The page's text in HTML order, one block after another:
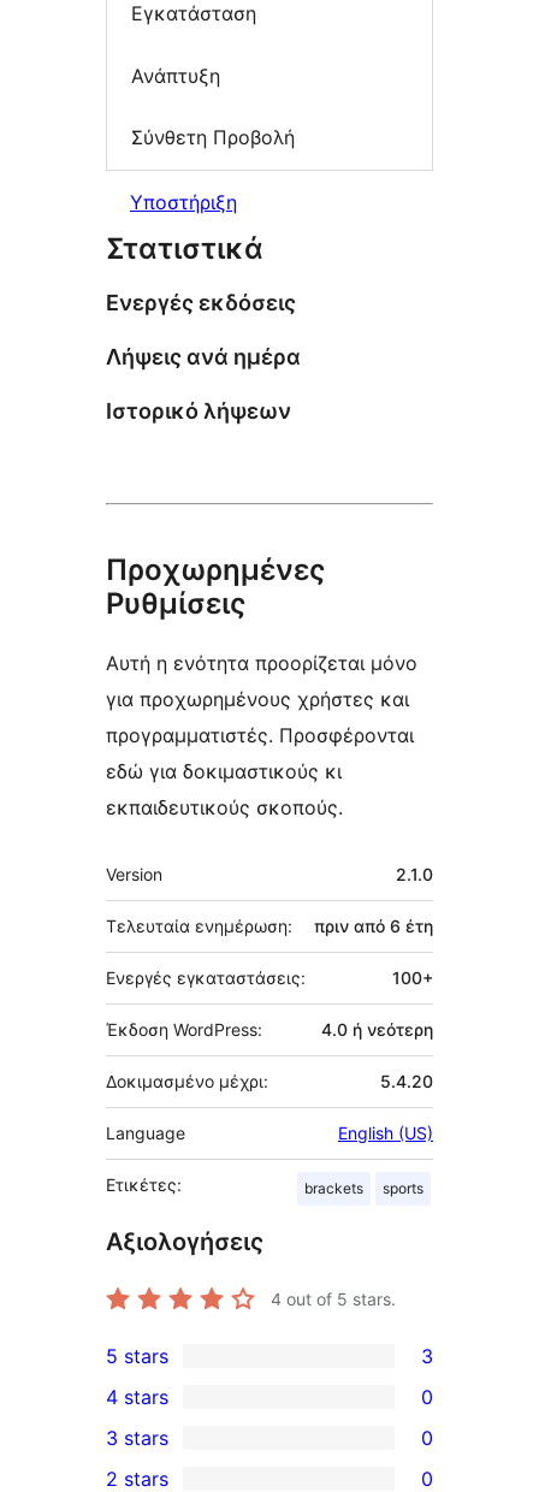
Εγκατάσταση
Ανάπτυξη
Σύνθετη Προβολή
Υποστήριξη
Στατιστικά
Ενεργές εκδόσεις
Λήψεις ανά ημέρα
Ιστορικό λήψεων
Προχωρημένες
Ρυθμίσεις
Αυτή η ενότητα προορίζεται μόνο
για προχωρημένους χρήστες και
προγραμματιστές. Προσφέρονται
εδώ για δοκιμαστικούς κι
εκπαιδευτικούς σκοπούς.
Μεταστοιχεία
Version 2.1.0
Τελευταία ενημέρωση: πριν από 6 έτη
Ενεργές εγκαταστάσεις: 100+
Έκδοση WordPress: 4.0 ή νεότερη
Δοκιμασμένο μέχρι: 5.4.20
Language English (US)
Ετικέτες: brackets sports
Αξιολογήσεις
4 out of 5 stars.
3
5-
star
reviews
5 stars 3
4-
star
4 stars 0
0
3 stars 0
2 stars 0